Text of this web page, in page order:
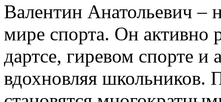
Валентин Анатольевич –
мире спорта. Он активно
дартсе, гиревом спорте
вдохновляя школьников.